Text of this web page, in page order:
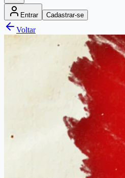
Entrar Cadastrar-se
Voltar